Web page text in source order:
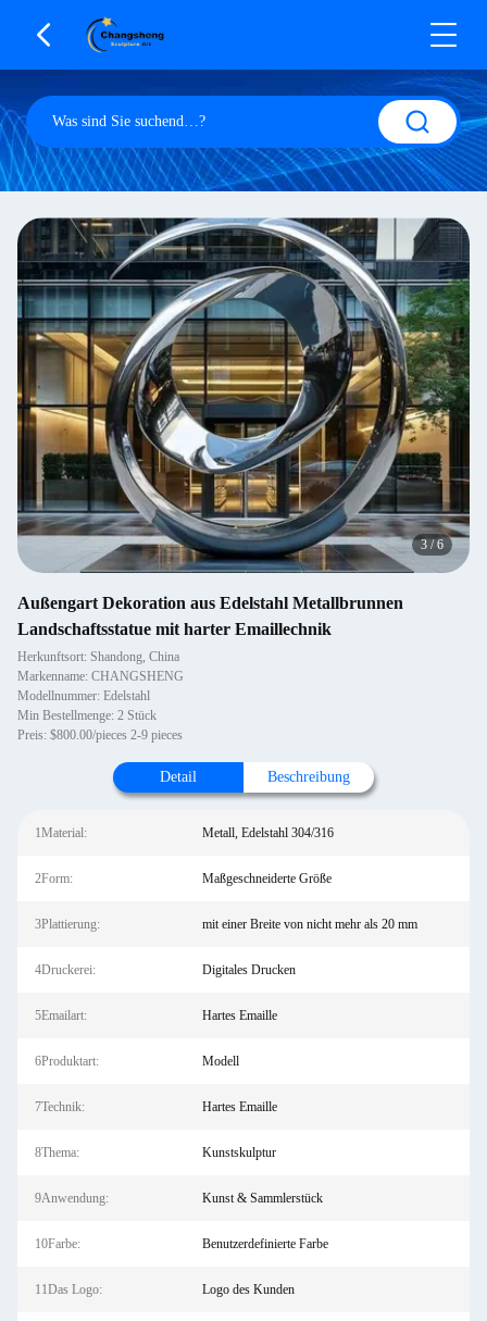
3 /6
Außengart Dekoration aus Edelstahl Metallbrunnen
Landschaftsstatue mit harter Emaillechnik
Herkunftsort: Shandong, China
Markenname: CHANGSHENG
Modellnummer: Edelstahl
Min Bestellmenge: 2 Stück
Preis: $800.00/pieces 2-9 pieces
Detail Beschreibung
1Material: Metall, Edelstahl 304/316
2Form: Maßgeschneiderte Größe
3Plattierung: mit einer Breite von nicht mehr als 20 mm
4Druckerei: Digitales Drucken
5Emailart: Hartes Emaille
6Produktart: Modell
7Technik: Hartes Emaille
8Thema: Kunstskulptur
9Anwendung: Kunst & Sammlerstück
10Farbe: Benutzerdefinierte Farbe
11Das Logo: Logo des Kunden